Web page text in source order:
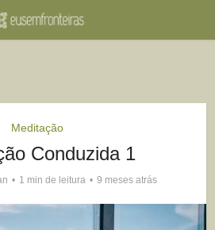
Meditação
Conduzida 1
1 min de leitura 9 meses atrás